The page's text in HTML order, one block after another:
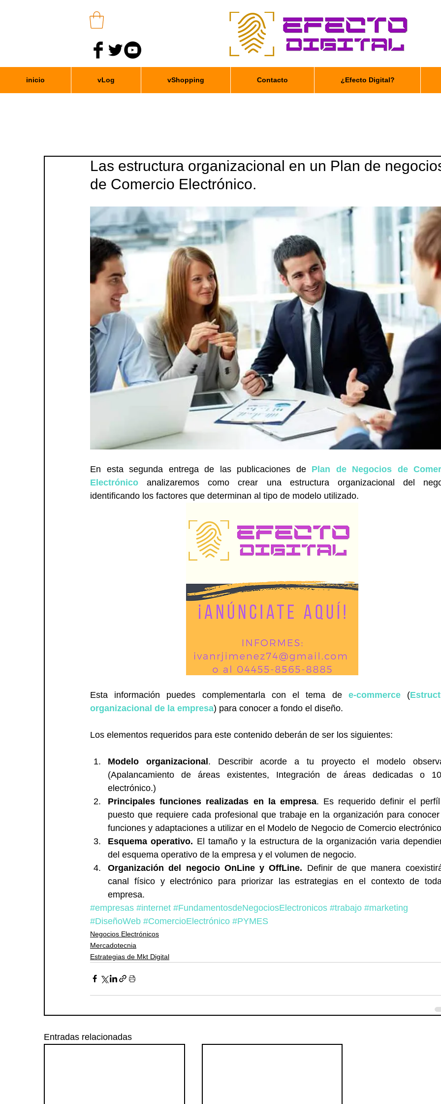
inicio vLog vShopping Contacto ¿Efecto Digital?
Las estructura organizacional en un Plan de
de Comercio Electrónico.
En esta segunda entrega de las publicaciones de Plan de Negocios de
Electrónico analizaremos como crear una estructura organizacional del
identificando los factores que determinan al tipo de modelo utilizado.
Esta información puedes complementarla con el tema de e-commerce (
organizacional de la empresa) para conocer a fondo el diseño.
Los elementos requeridos para este contenido deberán de ser los siguientes:
Modelo organizacional. Describir acorde a tu proyecto el modelo
(Apalancamiento de áreas existentes, Integración de áreas dedicadas o
electrónico.)
Principales funciones realizadas en la empresa. Es requerido definir el
puesto que requiere cada profesional que trabaje en la organización para
funciones y adaptaciones a utilizar en el Modelo de Negocio de Comercio
Esquema operativo. El tamaño y la estructura de la organización varia
del esquema operativo de la empresa y el volumen de negocio.
Organización del negocio OnLine y OffLine. Definir de que manera
canal físico y electrónico para priorizar las estrategias en el contexto de
empresa.
#empresas #internet #FundamentosdeNegociosElectronicos #trabajo #marketing
#DiseñoWeb #ComercioElectrónico #PYMES
Negocios Electrónicos
Mercadotecnia
Estrategias de Mkt Digital
Entradas relacionadas